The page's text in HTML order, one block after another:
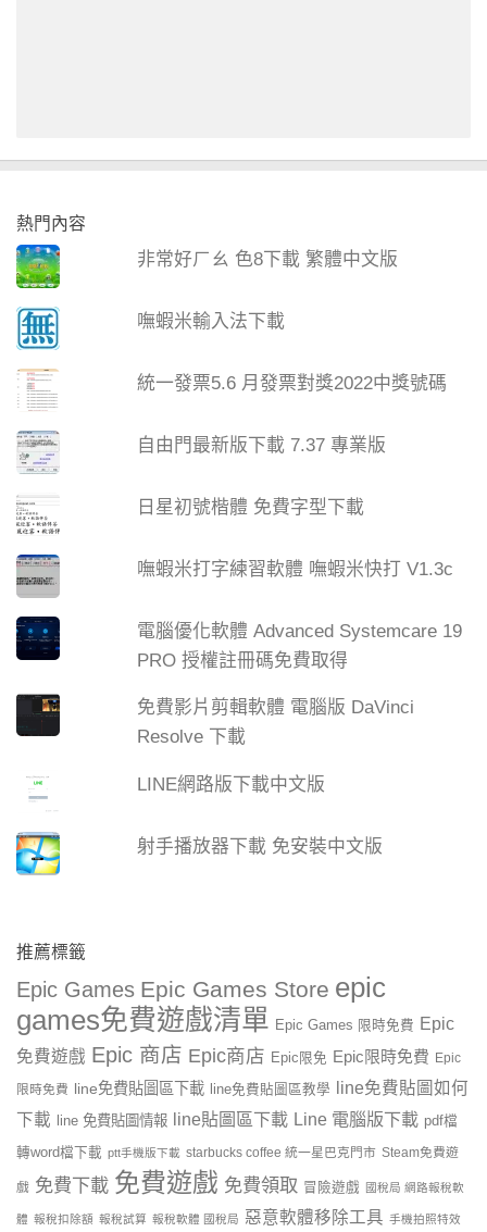
熱門內容
非常好ㄏㄠ 色8下載 繁體中文版
嘸蝦米輸入法下載
統一發票5.6 月發票對獎2022中獎號碼
自由門最新版下載 7.37 專業版
日星初號楷體 免費字型下載
嘸蝦米打字練習軟體 嘸蝦米快打 V1.3c
電腦優化軟體 Advanced Systemcare 19
PRO 授權註冊碼免費取得
免費影片剪輯軟體 電腦版 DaVinci
Resolve 下載
LINE網路版下載中文版
射手播放器下載 免安裝中文版
推薦標籤
Epic Games Epic Games Store epic
games免費遊戲清單 Epic Games 限時免費 Epic
免費遊戲 Epic 商店 Epic商店 Epic限免 Epic限時免費 Epic
限時免費 line免費貼圖區下載 line免費貼圖區教學
line免費貼圖如何
下載
line 免費貼圖情報 line貼圖區下載 Line 電腦版下載 pdf檔
轉word檔下載 ptt手機版下載 starbucks coffee 統一星巴克門市 Steam免費遊
戲 免費下載 免費遊戲 免費領取 冒險遊戲 國稅局 網路報稅軟
體 報稅扣除額 報稅試算 報稅軟體 國稅局 惡意軟體移除工具 手機拍照特效